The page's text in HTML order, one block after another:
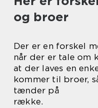
og broer
Der er en forskel
når der er tale om
at der laves en
kommer til broer,
tænder på
række.